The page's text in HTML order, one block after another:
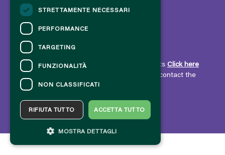
CONTACTS
For information and support in purchasing tickets Click here
For information on the program and the event, contact the
organizer.
STRETTAMENTE NECESSARI
PERFORMANCE
TARGETING
FUNZIONALITÀ
NON CLASSIFICATI
ACCETTA TUTTO
RIFIUTA TUTTO
MOSTRA DETTAGLI